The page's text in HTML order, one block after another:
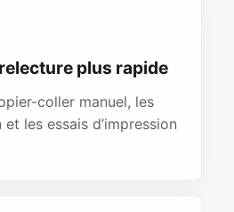
plus rapide
coller manuel, les
et les essais d’impression